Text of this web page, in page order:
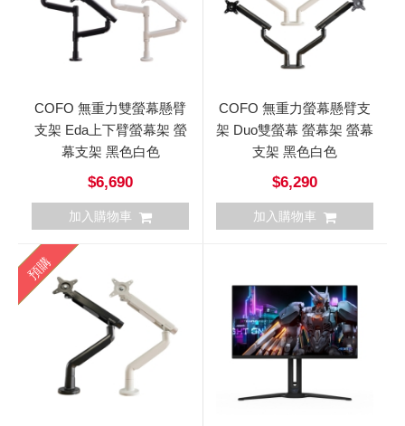
COFO 無重力雙螢幕懸臂
支架 Eda上下臂螢幕架 螢
幕支架 黑色白色
$6,690
加入購物車
COFO 無重力螢幕懸臂支
架 Duo雙螢幕 螢幕架 螢幕
支架 黑色白色
$6,290
加入購物車
預購